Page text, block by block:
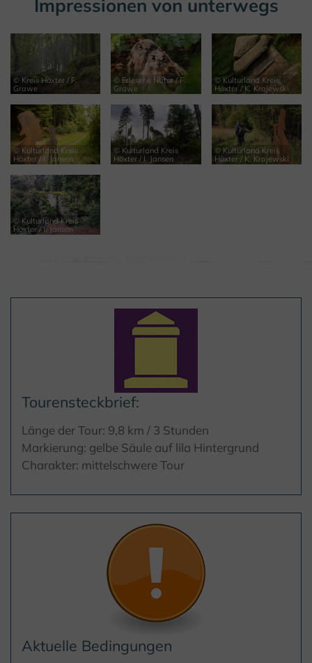
Impressionen von unterwegs
© Kreis Höxter / F.
Grawe
© Erlesene Natur / F.
Grawe
© Kulturland Kreis
Höxter / K. Krajewski
© Kulturland Kreis
Höxter / I. Jansen
© Kulturland Kreis
Höxter / I. Jansen
© Kulturland Kreis
Höxter / K. Krajewski
© Kulturland Kreis
Höxter / I. Jansen
Tourensteckbrief:
Länge der Tour: 9,8 km / 3 Stunden
Markierung: gelbe Säule auf lila Hintergrund
Charakter: mittelschwere Tour
Aktuelle Bedingungen